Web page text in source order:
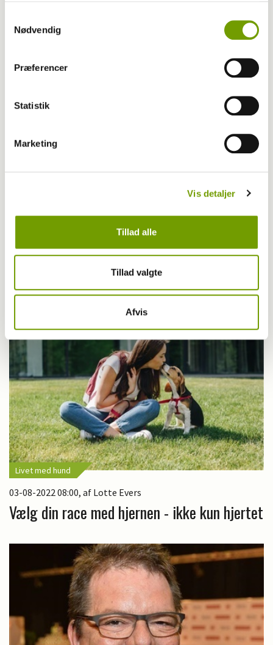
Nødvendig
Præferencer
Statistik
Marketing
Vis detaljer
Tillad alle
Tillad valgte
Afvis
Nyhed: Opdrætsjournal til alle opdrættere
10-11-2023 14:08, afAnne Cecilie Sohl
Nyt kærlighedsevangelium til hunden
Livet med hund
03-08-2022 08:00, af Lotte Evers
Vælg din race med hjernen - ikke kun hjertet